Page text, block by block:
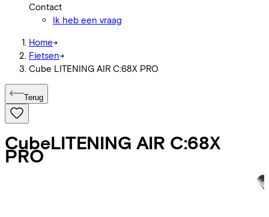
Contact
Ik heb een vraag
Home->
Fietsen->
Cube LITENING AIR C:68X PRO
Terug
CubeLITENING AIR C:68X
PRO